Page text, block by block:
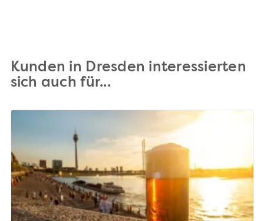
Kunden in Dresden interessierten
sich auch für...